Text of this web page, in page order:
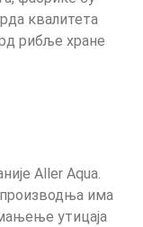
квалитета
рибље хране
Aller Aqua.
производња има
утицаја